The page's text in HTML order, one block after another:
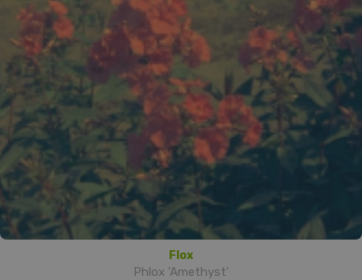
Flox
Phlox 'Amethyst'